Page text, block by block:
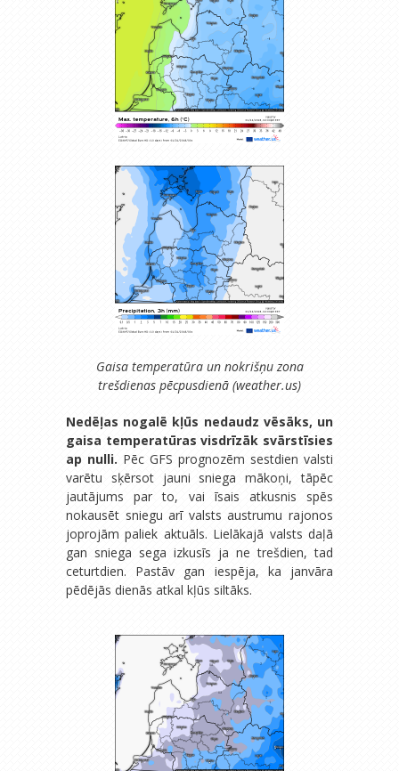
Gaisa temperatūra un nokrišņu zona
trešdienas pēcpusdienā (weather.us)
Nedēļas nogalē kļūs nedaudz vēsāks, un
gaisa temperatūras visdrīzāk svārstīsies
ap nulli. Pēc GFS prognozēm sestdien valsti
varētu sķērsot jauni sniega mākoņi, tāpēc
jautājums par to, vai īsais atkusnis spēs
nokausēt sniegu arī valsts austrumu rajonos
joprojām paliek aktuāls. Lielākajā valsts daļā
gan sniega sega izkusīs ja ne trešdien, tad
ceturtdien. Pastāv gan iespēja, ka janvāra
pēdējās dienās atkal kļūs siltāks.